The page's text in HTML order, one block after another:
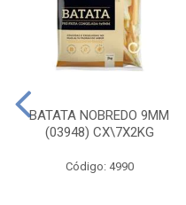
BATATA NOBREDO 9MM
(03948) CX\7X2KG
Código: 4990